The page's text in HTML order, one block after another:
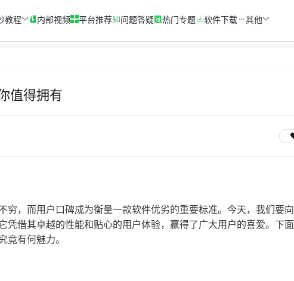
教程 内部视频 平台推荐 问题答疑 热门专题 软件下载 其他
值得拥有
穷，而用户口碑成为衡量一款软件优劣的重要标准。今天，我们要
凭借其卓越的性能和贴心的用户体验，赢得了广大用户的喜爱。下
竟有何魅力。